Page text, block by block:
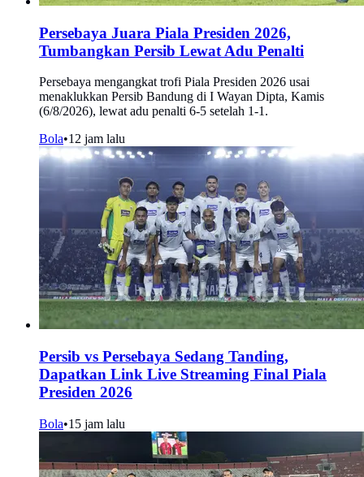
Persebaya Juara Piala Presiden 2026,
Tumbangkan Persib Lewat Adu Penalti
Persebaya mengangkat trofi Piala Presiden 2026 usai
menaklukkan Persib Bandung di I Wayan Dipta, Kamis
(6/8/2026), lewat adu penalti 6-5 setelah 1-1.
Bola•12 jam lalu
Persib vs Persebaya Sedang Tanding,
Dapatkan Link Live Streaming Final Piala
Presiden 2026
Bola•15 jam lalu